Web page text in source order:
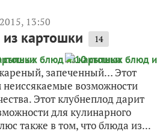
13:50
картошки 14
запеченный… Этот
возможности
Этот клубнеплод дарит
для кулинарного
также в том, что блюда из...